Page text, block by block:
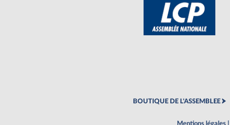
BOUTIQUE DE L'ASSEMBLEE
Mentions légales